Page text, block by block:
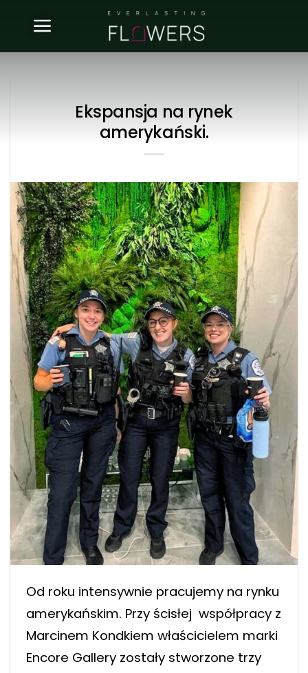
Ekspansja na rynek
amerykański.
Od roku intensywnie pracujemy na rynku
amerykańskim. Przy ścisłej współpracy z
Marcinem Kondkiem właścicielem marki
Encore Gallery zostały stworzone trzy